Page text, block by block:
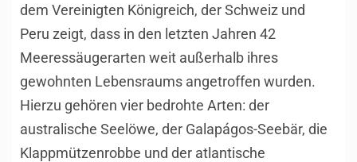
dem Vereinigten Königreich, der Schweiz und
Peru zeigt, dass in den letzten Jahren 42
Meeressäugerarten weit außerhalb ihres
gewohnten Lebensraums angetroffen wurden.
Hierzu gehören vier bedrohte Arten: der
australische Seelöwe, der Galapágos-Seebär, die
Klappmützenrobbe und der atlantische